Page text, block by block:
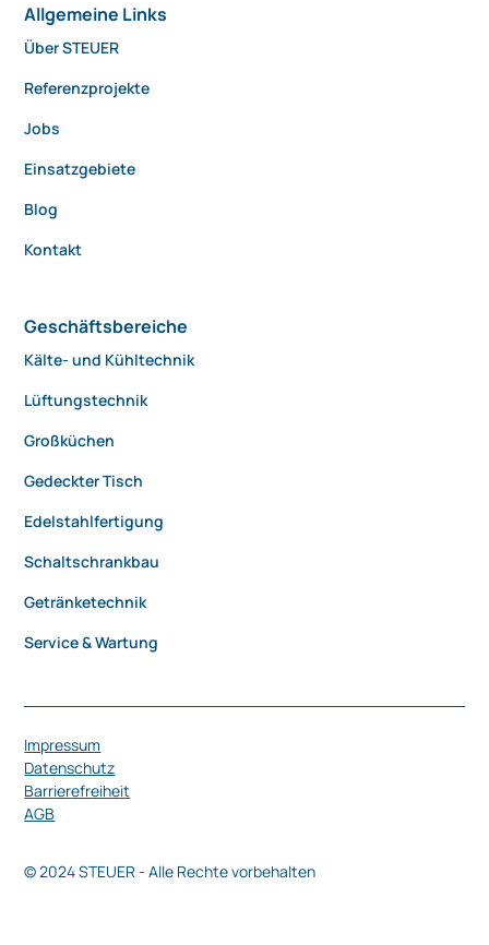
Allgemeine Links
Über STEUER
Referenzprojekte
Jobs
Einsatzgebiete
Blog
Kontakt
Geschäftsbereiche
Kälte- und Kühltechnik
Lüftungstechnik
Großküchen
Gedeckter Tisch
Edelstahlfertigung
Schaltschrankbau
Getränketechnik
Service & Wartung
© 2024 STEUER - Alle Rechte vorbehalten
Impressum
Datenschutz
Barrierefreiheit
AGB